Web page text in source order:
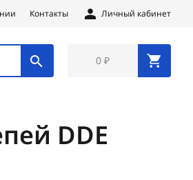
Контакты Личный кабинет
0 ₽
DDE